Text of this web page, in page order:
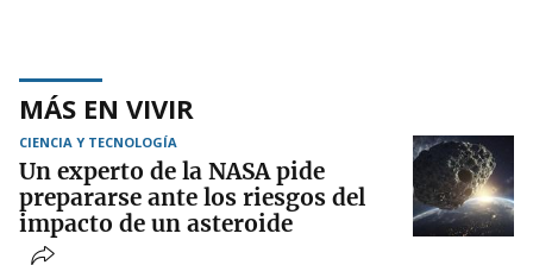
MÁS EN VIVIR
CIENCIA Y TECNOLOGÍA
Un experto de la NASA pide
prepararse ante los riesgos del
impacto de un asteroide